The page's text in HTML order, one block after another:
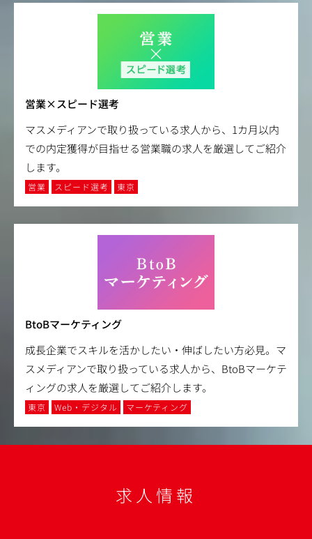
営業×スピード選考
マスメディアンで取り扱っている求人から、1カ月以内
での内定獲得が目指せる営業職の求人を厳選してご紹介
します。
営業 スピード選考 東京
BtoBマーケティング
成長企業でスキルを活かしたい・伸ばしたい方必見。マ
スメディアンで取り扱っている求人から、BtoBマーケテ
ィングの求人を厳選してご紹介します。
東京 Web・デジタル マーケティング
求人情報